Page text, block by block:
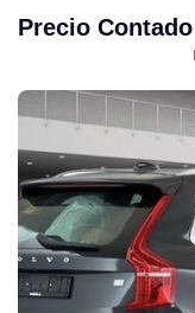
Precio Contado